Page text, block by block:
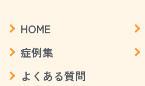
HOME
症例集
よくある質問